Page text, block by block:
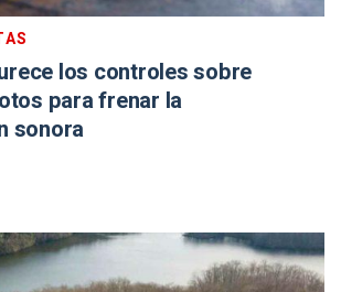
los controles sobre
para frenar la
sonora